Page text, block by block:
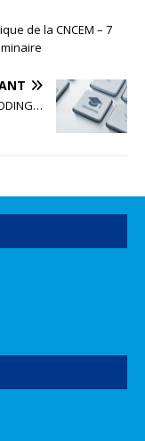
de la CNCEM – 7